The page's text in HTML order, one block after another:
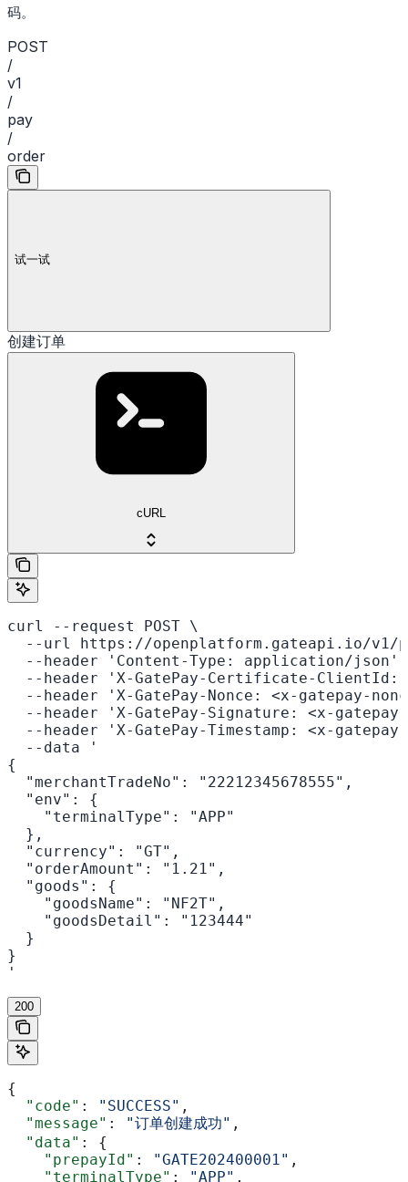
码。
POST
/
v1
/
pay
/
order
试一试
创建订单
cURL
curl --request POST \
--url https://openplatform.gateapi.io/v1/
--header 'Content-Type: application/json'
--header 'X-GatePay-Certificate-
--header 'X-GatePay-Nonce: <x-gatepay-
--header 'X-GatePay-Signature: <x-
--header 'X-GatePay-Timestamp: <x-
  --data '
{
  "merchantTradeNo": "22212345678555",
  "env": {
    "terminalType": "APP"
  },
  "currency": "GT",
  "orderAmount": "1.21",
  "goods": {
    "goodsName": "NF2T",
    "goodsDetail": "123444"
  }
}
'
200
{
  "code"
: "SUCCESS" ,
  "message"
: "订单创建成功" ,
  "data"
: {
    "prepayId"
: "GATE202400001" ,
    "terminalType"
: "APP" ,